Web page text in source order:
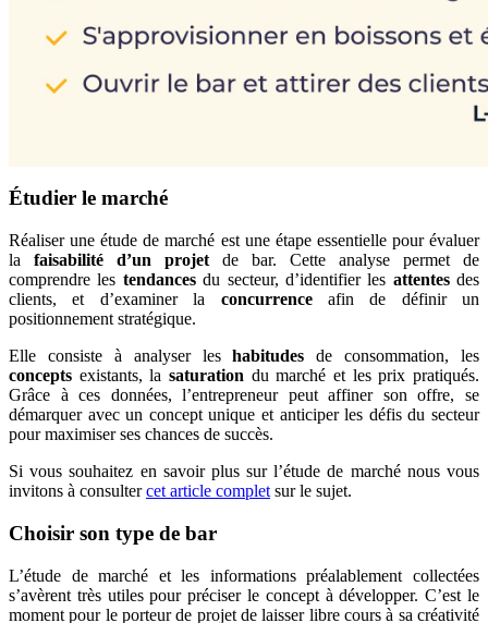
Étudier le marché
Réaliser une étude de marché est une étape essentielle pour évaluer
la faisabilité d’un projet de bar. Cette analyse permet de
comprendre les tendancesdu secteur, d’identifier les attentes des
clients, et d’examiner la concurrence afin de définir un
positionnement stratégique.
Elle consiste à analyser leshabitudesde consommation, les
concepts existants, lasaturation du marché et les prix pratiqués.
Grâce à ces données, l’entrepreneur peut affiner son offre, se
démarquer avec un concept unique et anticiper les défis du secteur
pour maximiser ses chances de succès.
Si vous souhaitez en savoir plus sur l’étude de marché nous vous
invitons à consultercet article complet sur le sujet.
Choisir son type de bar
L’étude de marché et les informations préalablement collectées
s’avèrent très utiles pour préciser le concept à développer. C’est le
moment pour le porteur de projet de laisser libre cours à sa créativité